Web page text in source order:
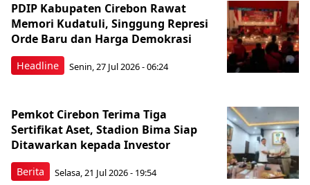
Headline
PDIP Kabupaten Cirebon Rawat
Memori Kudatuli, Singgung Represi
Orde Baru dan Harga Demokrasi
Senin, 27 Jul 2026 - 06:24
Berita
Pemkot Cirebon Terima Tiga
Sertifikat Aset, Stadion Bima Siap
Ditawarkan kepada Investor
Selasa, 21 Jul 2026 - 19:54